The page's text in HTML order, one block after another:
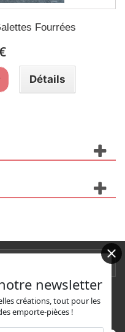
Fourrées
Détails
newsletter
créations, tout pour les
emporte-pièces !